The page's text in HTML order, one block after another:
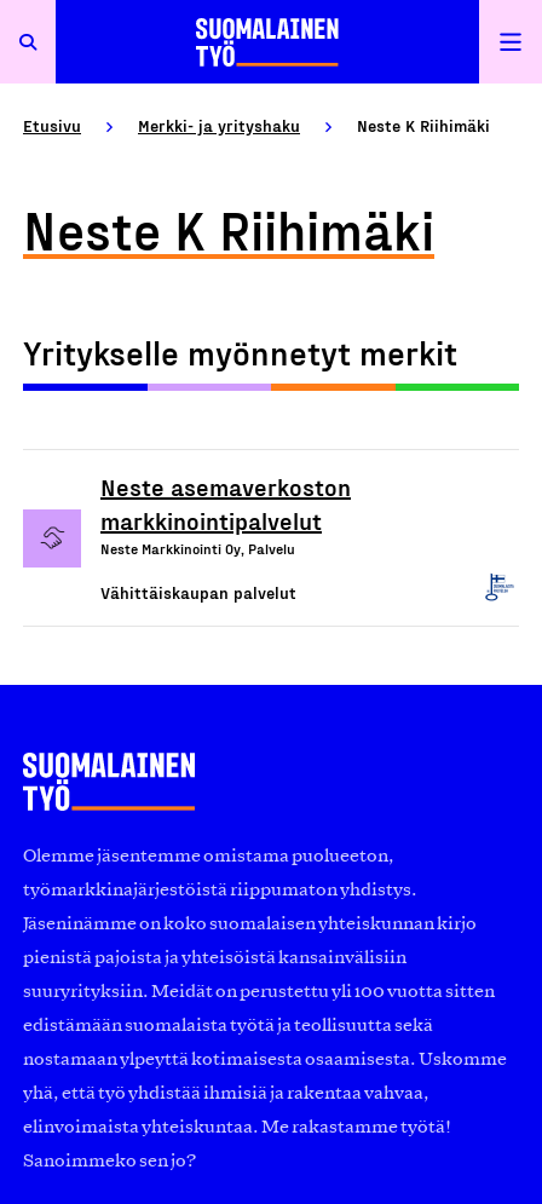
Etusivu Merkki- ja yrityshaku Neste K Riihimäki
Neste K Riihimäki
Yritykselle myönnetyt merkit
Neste asemaverkoston
markkinointipalvelut
Neste Markkinointi Oy, Palvelu
Vähittäiskaupan palvelut
Olemme jäsentemme omistama puolueeton,
työmarkkinajärjestöistä riippumaton yhdistys.
Jäseninämme on koko suomalaisen yhteiskunnan kirjo
pienistä pajoista ja yhteisöistä kansainvälisiin
suuryrityksiin. Meidät on perustettu yli 100 vuotta sitten
edistämään suomalaista työtä ja teollisuutta sekä
nostamaan ylpeyttä kotimaisesta osaamisesta. Uskomme
yhä, että työ yhdistää ihmisiä ja rakentaa vahvaa,
elinvoimaista yhteiskuntaa. Me rakastamme työtä!
Sanoimmeko sen jo?